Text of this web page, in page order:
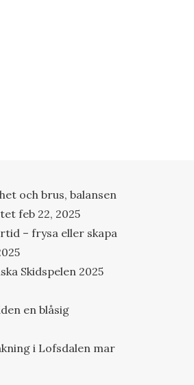
och brus, balansen
feb 22, 2025
– frysa eller skapa
Skidspelen 2025
en blåsig
i Lofsdalen mar